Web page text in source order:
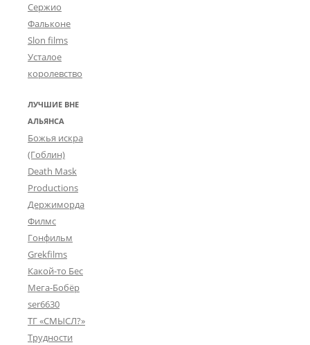
Сержио
Фальконе
Slon films
Усталое
королевство
ЛУЧШИЕ ВНЕ
АЛЬЯНСА
Божья искра
(Гоблин)
Death Mask
Productions
Держиморда
Филмс
Гонфильм
Grekfilms
Какой-то Бес
Мега-Бобёр
ser6630
ТГ «СМЫСЛ?»
Трудности